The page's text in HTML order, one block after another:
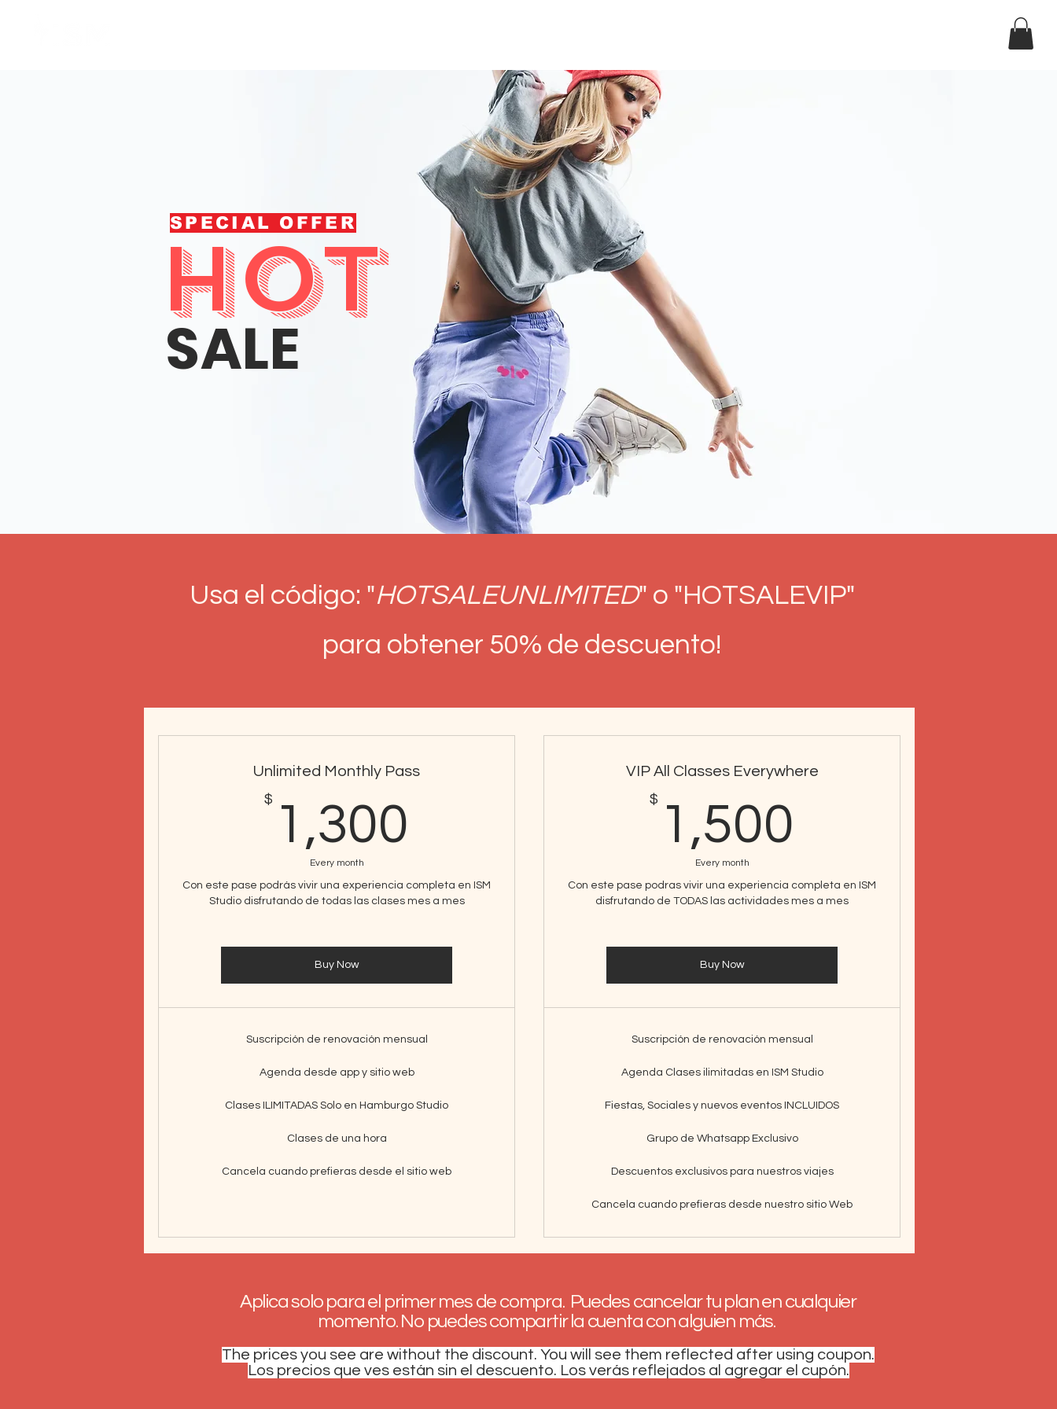
HOT
SALE
SPECIAL OFFER
Usa el código: "HOTSALEUNLIMITED" o "HOTSALEVIP"
para obtener 50% de descuento!
Unlimited Monthly Pass
$ 1,300
Every month
Con este pase podrás vivir una experiencia completa en ISM
Studio disfrutando de todas las clases mes a mes
Buy Now
Suscripción de renovación mensual
Agenda desde app y sitio web
Clases ILIMITADAS Solo en Hamburgo Studio
Clases de una hora
Cancela cuando prefieras desde el sitio web
VIP All Classes Everywhere
$ 1,500
Every month
Con este pase podras vivir una experiencia completa en ISM
disfrutando de TODAS las actividades mes a mes
Buy Now
Suscripción de renovación mensual
Agenda Clases ilimitadas en ISM Studio
Fiestas, Sociales y nuevos eventos INCLUIDOS
Grupo de Whatsapp Exclusivo
Descuentos exclusivos para nuestros viajes
Cancela cuando prefieras desde nuestro sitio Web
Aplica solo para el primer mes de compra. Puedes cancelar tu plan en cualquier
momento. No puedes compartir la cuenta con alguien más.
The prices you see are without the discount. You will see them reflected after using coupon.
Los precios que ves están sin el descuento. Los verás reflejados al agregar el cupón.